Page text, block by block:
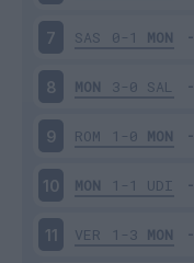
7 SAS 0-1 MON
8 MON 3-0 SAL
9 ROM 1-0 MON
10 MON 1-1 UDI
11 VER 1-3 MON